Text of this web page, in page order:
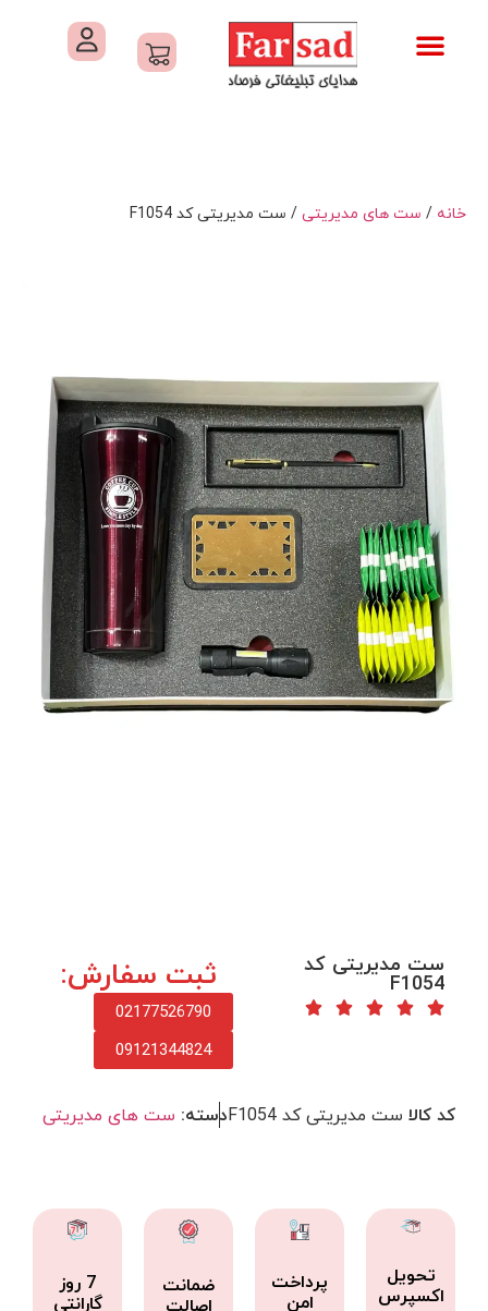
خانه / ست های مدیریتی/ ست مدیریتی کد F1054
ست مدیریتی کد
F1054 ثبت سفارش:
02177526790
09121344824
کد کالا ست مدیریتی کد F1054 دسته: ست های مدیریتی
تحویل
اکسپرس پرداخت
امن
ضمانت 7 روز
گارانتی